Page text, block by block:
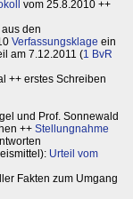
vom 25.8.2010 ++
den
Verfassungsklage ein
am 7.12.2011 (1 BvR
++ erstes Schreiben
und Prof. Sonnewald
++ Stellungnahme
Urteil vom
Fakten zum Umgang